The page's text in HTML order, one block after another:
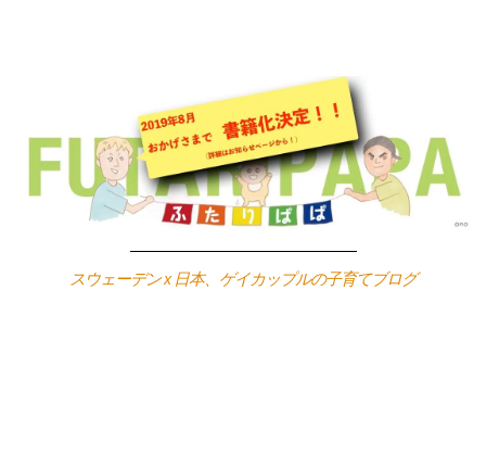
スウェーデン x 日本、ゲイカップルの子育てブログ